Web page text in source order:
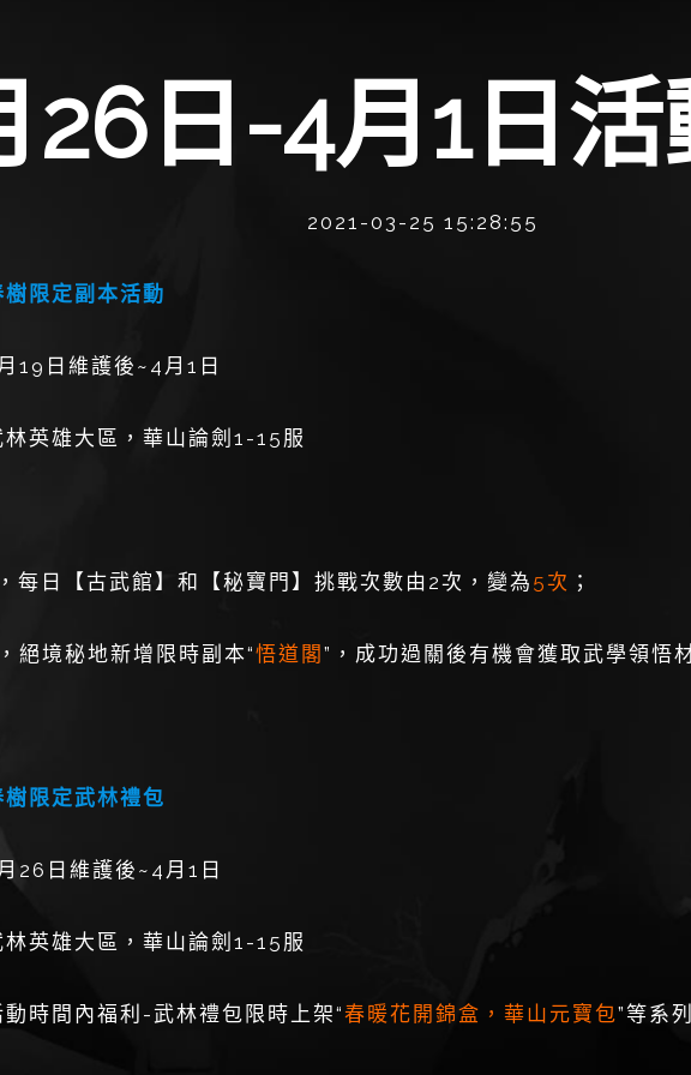
26日-4月1日
2021-03-25 15:28:55
限定副本活動
19日維護後~4月1日
林英雄大區，華山論劍1-15服
每日【古武館】和【秘寶門】挑戰次數由2次，變為 5次 ；
絕境秘地新增限時副本“悟道閣 ”，成功過關後有機會獲取武學領悟
限定武林禮包
26日維護後~4月1日
林英雄大區，華山論劍1-15服
動時間內福利-武林禮包限時上架“春暖花開錦盒，華山元寶包”等系